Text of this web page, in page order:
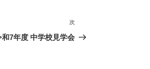
次
の
次
和7年度 中学校見学会